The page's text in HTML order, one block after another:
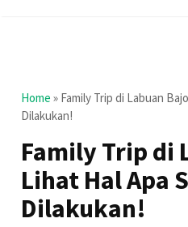
Home » Family Trip di Labuan
Dilakukan!
Family Trip di
Lihat Hal Apa
Dilakukan!